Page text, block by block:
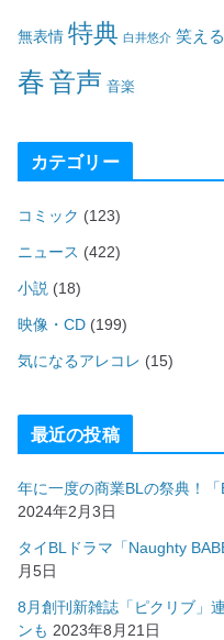
無表情 特典 白井悠介 笑える
春音声 音楽
カテゴリー
コミック (123)
ニュース (422)
小説 (18)
映像・CD (199)
気になるアレコレ (15)
最近の投稿
年に一度の商業BLの祭典！
2024年2月3日
タイBLドラマ「Naughty
月5日
8月創刊新雑誌「ピクリブ」
ンも 2023年8月21日